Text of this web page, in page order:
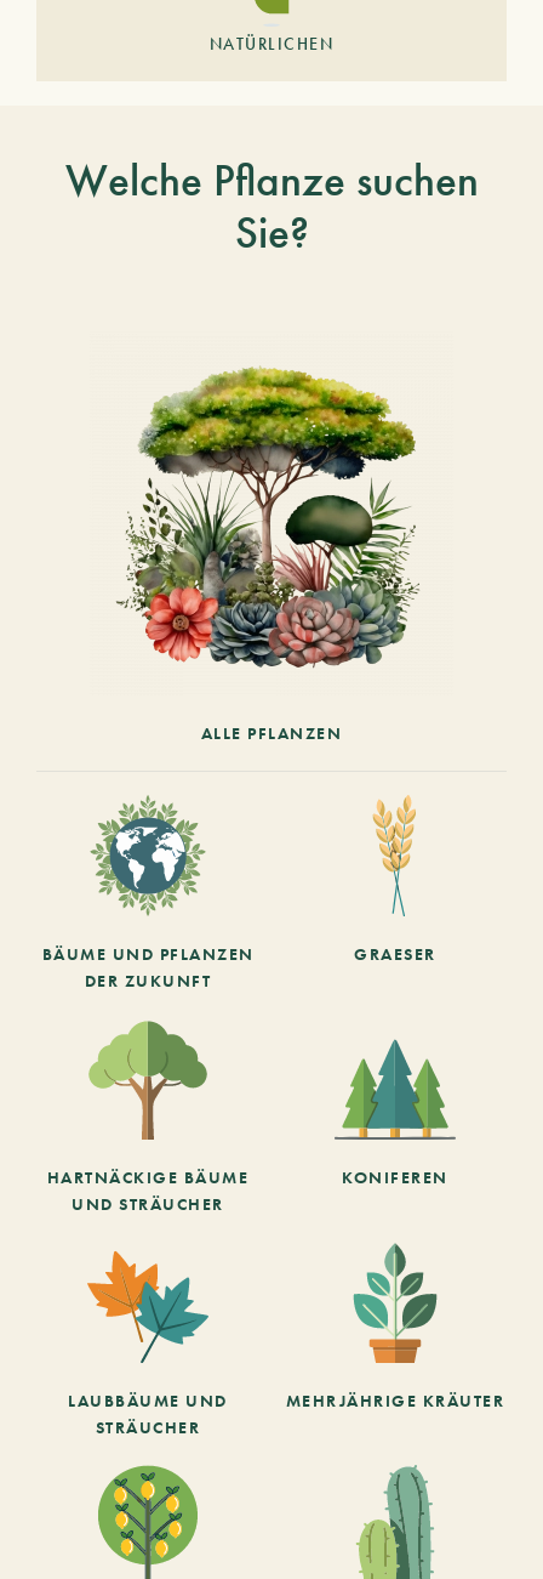
NATÜRLICHEN
Welche Pflanze suchen
Sie?
ALLE PFLANZEN
BÄUME UND PFLANZEN
DER ZUKUNFT
GRAESER
HARTNÄCKIGE BÄUME
UND STRÄUCHER
KONIFEREN
LAUBBÄUME UND
STRÄUCHER
MEHRJÄHRIGE KRÄUTER